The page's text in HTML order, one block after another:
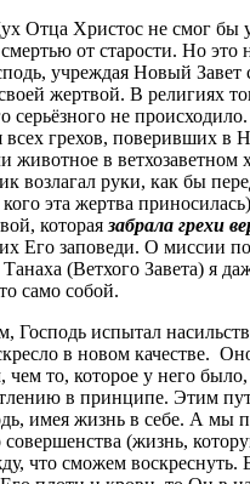
Отца Христос не смог бы
смертью от старости. Но
учреждая Новый Завет
жертвой. В религиях
серьёзного не
всех грехов, поверивших в
животное в ветхозаветном
возлагал руки, как бы
кого эта жертва
которая забрала грехи
Его заповеди. О миссии
(Ветхого Завета) я
само собой.
Господь испытал
в новом качестве.
то, которое у него
в принципе. Этим
имея жизнь в себе. А мы
(жизнь,
что сможем